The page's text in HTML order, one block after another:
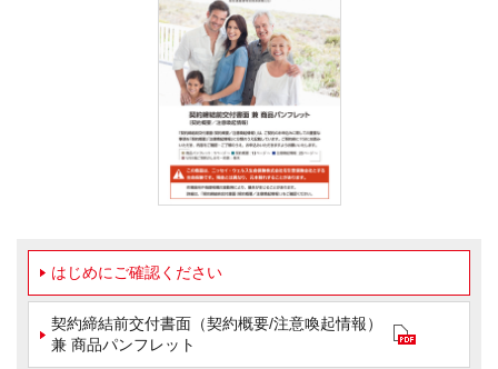
はじめにご確認ください
契約締結前交付書面（契約概要/注意喚起情報）
兼 商品パンフレット